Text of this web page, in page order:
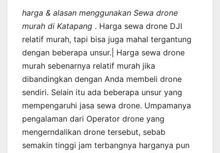
harga & alasan menggunakan Sewa drone
murah di Katapang . Harga sewa drone DJI
relatif murah, tapi bisa juga mahal tergantung
dengan beberapa unsur.| Harga sewa drone
murah sebenarnya relatif murah jika
dibandingkan dengan Anda membeli drone
sendiri. Selain itu ada beberapa unsur yang
mempengaruhi jasa sewa drone. Umpamanya
pengalaman dari Operator drone yang
mengerndalikan drone tersebut, sebab
semakin tinggi jam terbangnya harganya pun